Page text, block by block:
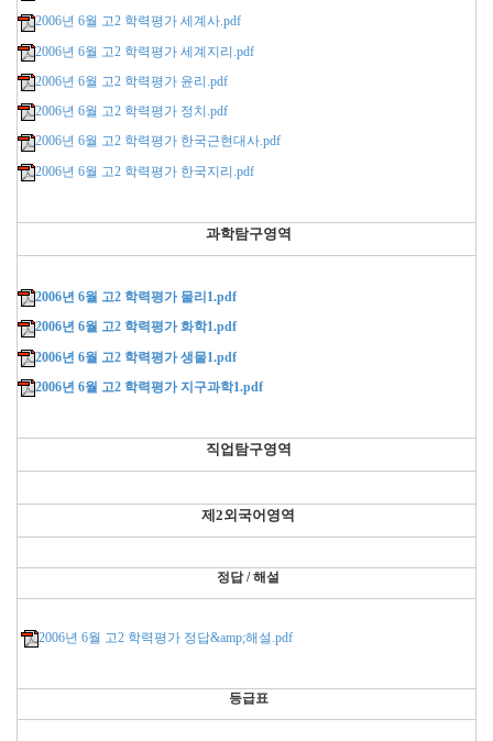
2006년 6월 고2 학력평가 세계사.pdf
2006년 6월 고2 학력평가 세계지리.pdf
2006년 6월 고2 학력평가 윤리.pdf
2006년 6월 고2 학력평가 정치.pdf
2006년 6월 고2 학력평가 한국근현대사.pdf
2006년 6월 고2 학력평가 한국지리.pdf
과학탐구영역
2006년 6월 고2 학력평가 물리1.pdf
2006년 6월 고2 학력평가 화학1.pdf
2006년 6월 고2 학력평가 생물1.pdf
2006년 6월 고2 학력평가 지구과학1.pdf
직업탐구영역
제2외국어영역
정답 / 해설
2006년 6월 고2 학력평가 정답&amp;해설.pdf
등급표